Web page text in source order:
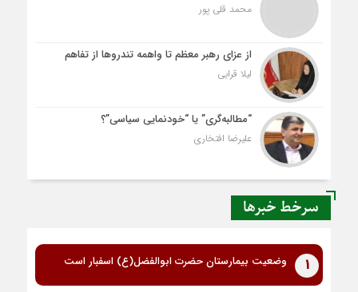
محمد قلی پور
از عزای رهبر معظم تا واهمه تندروها از تفاهم
لیلا قرایی
“مطالبه‌گری” یا “خودنمایی سیاسی”؟
علیرضا افتخاری
سرخط خبرها
1 وضعیت بیمارستان حضرت ابوالفضل(ع) اسفبار است